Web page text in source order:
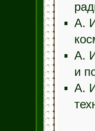
А.
А.
и
А.